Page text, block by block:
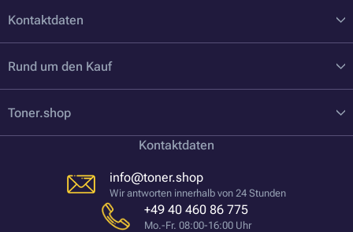
Kontaktdaten
Rund um den Kauf
Toner.shop
Kontaktdaten
info@toner.shop
Wir antworten innerhalb von 24 Stunden
+49 40 460 86 775
Mo.-Fr. 08:00-16:00 Uhr